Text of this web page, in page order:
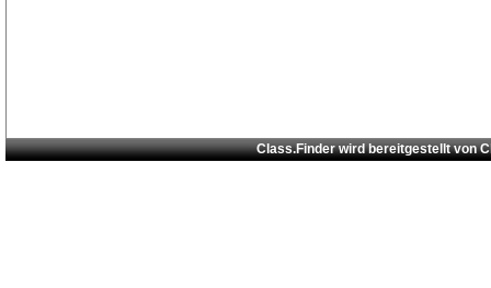
Class.Finder wird bereitgestellt von